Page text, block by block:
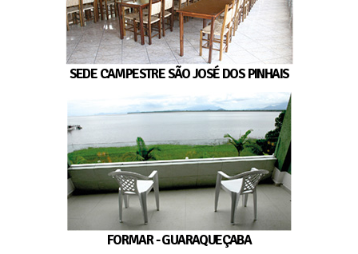
SEDE CAMPESTRE SÃO JOSÉ DOS PINHAIS
FORMAR - GUARAQUEÇABA